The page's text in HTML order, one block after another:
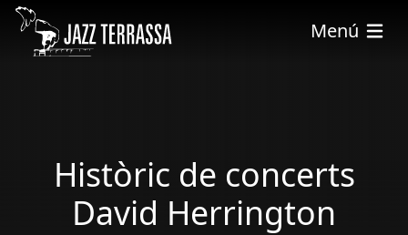
Vés al contingut
Menú
Històric de concerts
David Herrington